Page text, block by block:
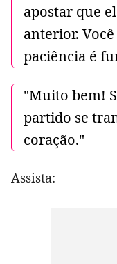
apostar que
anterior.
paciência é
"Muito bem!
partido se
coração."
Assista: